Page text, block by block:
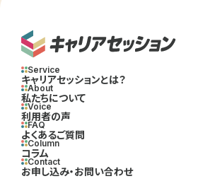
Service
キャリアセッションとは？
About
私たちについて
Voice
利用者の声
FAQ
よくあるご質問
Column
コラム
Contact
お申し込み・お問い合わせ